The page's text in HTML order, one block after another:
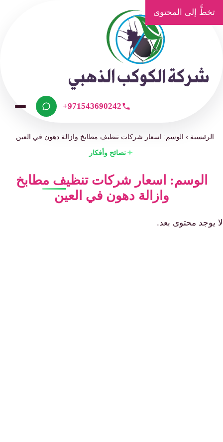
تخطَّ إلى المحتوى
+971543690242
الرئيسية ›الوسم: اسعار شركات تنظيف مطابخ وازالة دهون في العين
نصائح وأفكار
الوسم: اسعار شركات تنظيف مطابخ
وازالة دهون في العين
لا يوجد محتوى بعد.